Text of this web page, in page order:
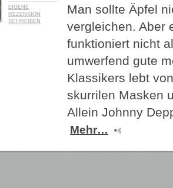
EIGENE
REZENSION
SCHREIBEN
Man sollte Äpfel
vergleichen. Aber
funktioniert nicht
umwerfend gute
Klassikers lebt
skurrilen Masken
Allein Johnny
Mehr…